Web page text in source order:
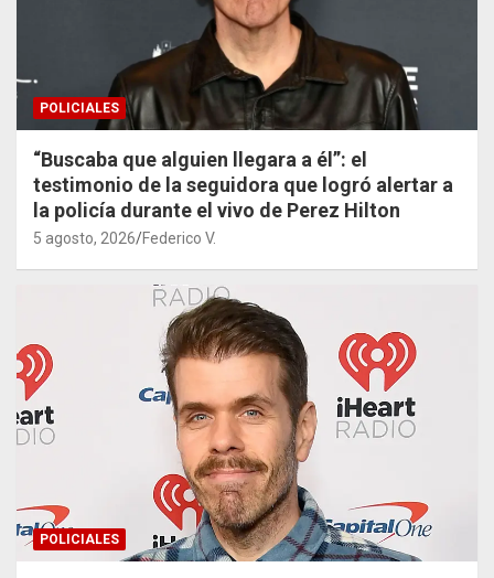
POLICIALES
“Buscaba que alguien llegara a él”: el
testimonio de la seguidora que logró alertar a
la policía durante el vivo de Perez Hilton
5 agosto, 2026 Federico V.
POLICIALES